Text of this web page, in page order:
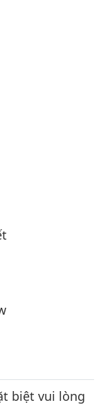
biệt vui lòng